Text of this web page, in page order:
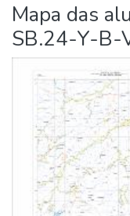
Mapa das
SB.24-Y-B-